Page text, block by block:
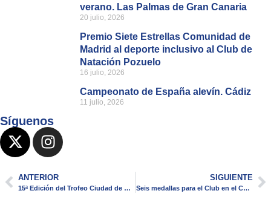
verano. Las Palmas de Gran Canaria
20 julio, 2026
Premio Siete Estrellas Comunidad de
Madrid al deporte inclusivo al Club de
Natación Pozuelo
16 julio, 2026
Campeonato de España alevín. Cádiz
11 julio, 2026
Síguenos
ANTERIOR
15ª Edición del Trofeo Ciudad de Arganda y lluvia de medallas para el Club
SIGUIENTE
Seis medallas para el Club en el Campeonato de España Máster de Invierno 2016